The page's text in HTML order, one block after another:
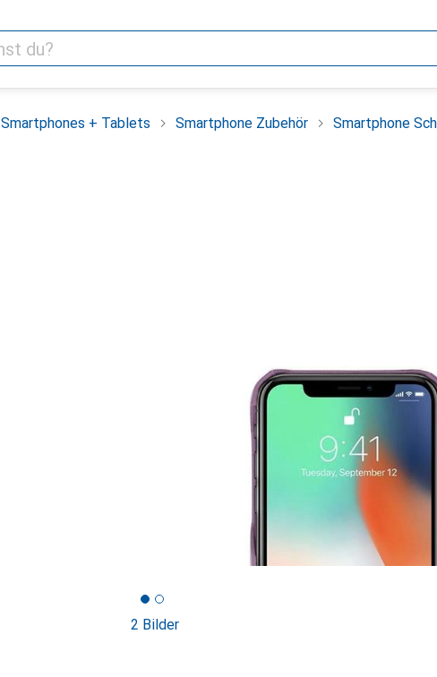
Smartphones + Tablets Smartphone Zubehör Smartphone
2 Bilder